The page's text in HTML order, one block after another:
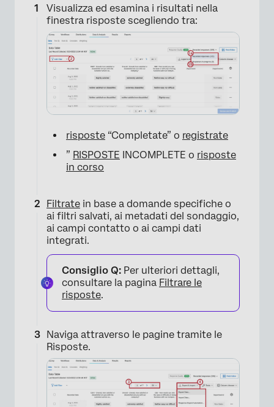
Visualizza ed esamina i risultati nella
finestra risposte scegliendo tra:
risposte “Completate” o registrate
” RISPOSTE INCOMPLETE o risposte
in corso
Filtrate in base a domande specifiche o
ai filtri salvati, ai metadati del sondaggio,
ai campi contatto o ai campi dati
integrati.
Consiglio Q: Per ulteriori dettagli,
consultare la pagina Filtrare le
risposte.
Naviga attraverso le pagine tramite le
Risposte.